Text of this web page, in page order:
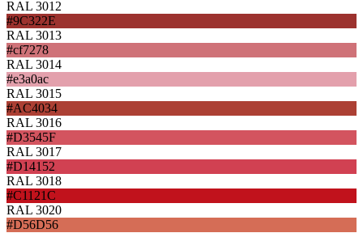
RAL 3012
#9C322E
RAL 3013
#cf7278
RAL 3014
#e3a0ac
RAL 3015
#AC4034
RAL 3016
#D3545F
RAL 3017
#D14152
RAL 3018
#C1121C
RAL 3020
#D56D56